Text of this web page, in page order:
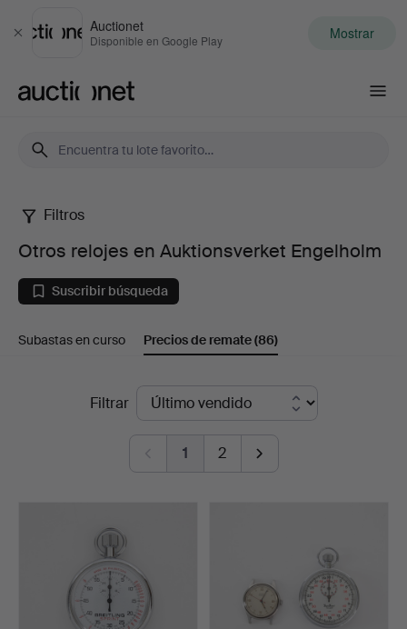
Cerrar
Auctionet
Disponible en Google Play Mostrar
Otros
relojes
en
Auktionsverket
Engelholm
Filtros
Otros relojes en Auktionsverket Engelholm
Suscribir búsqueda
Subastas en curso Precios de remate(86)
Filtrar
1 2